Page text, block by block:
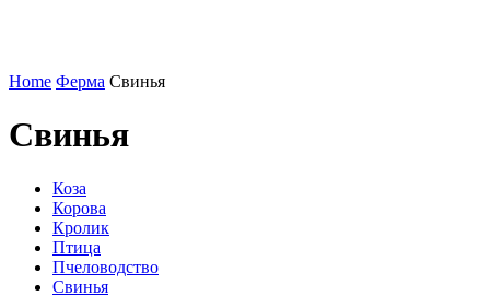
Home Ферма Свинья
Свинья
Коза
Корова
Кролик
Птица
Пчеловодство
Свинья